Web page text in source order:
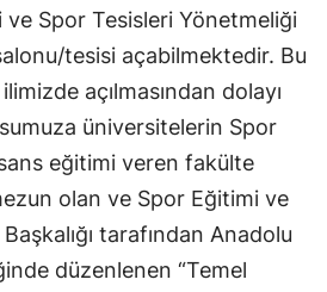
Kırşehir
Kocaeli
Konya
Kütahya
Malatya
Manisa
ve Spor Tesisleri Yönetmeliği
tesisi açabilmektedir. Bu
açılmasından dolayı
üniversitelerin Spor
eğitimi veren fakülte
olan ve Spor Eğitimi ve
tarafından Anadolu
düzenlenen “Temel